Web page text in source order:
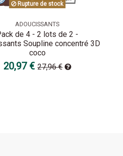
Rupture de stock
ADOUCISSANTS
de 4 - 2 lots de 2 -
Soupline concentré 3D
coco
20,97 €27,96 €